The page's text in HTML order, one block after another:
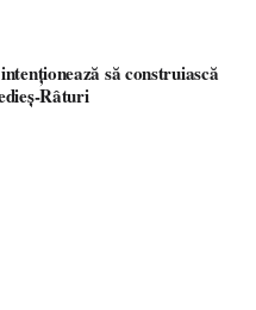
să construiască
Râturi